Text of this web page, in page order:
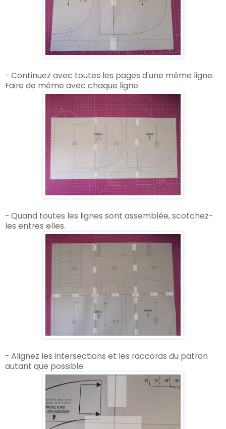
- Continuez avec toutes les pages d'une même ligne.
Faire de même avec chaque ligne.
- Quand toutes les lignes sont assemblée, scotchez-
les entres elles.
- Alignez les intersections et les raccords du patron
autant que possible.